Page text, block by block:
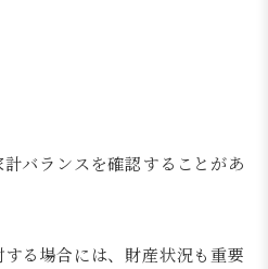
バランスを確認することがあ
る場合には、財産状況も重要